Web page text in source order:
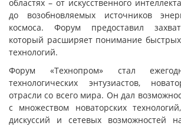
областях – от искусственного
до возобновляемых источников
космоса. Форум предоставил
который расширяет понимание
технологий.
Форум «Технопром» стал
технологических энтузиастов,
отрасли со всего мира. Он дал
с множеством новаторских
дискуссий и сетевых возможностей